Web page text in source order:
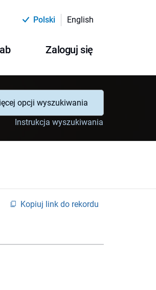
Polski English
Zaloguj się
opcji wyszukiwania
Instrukcja wyszukiwania
Kopiuj link do rekordu